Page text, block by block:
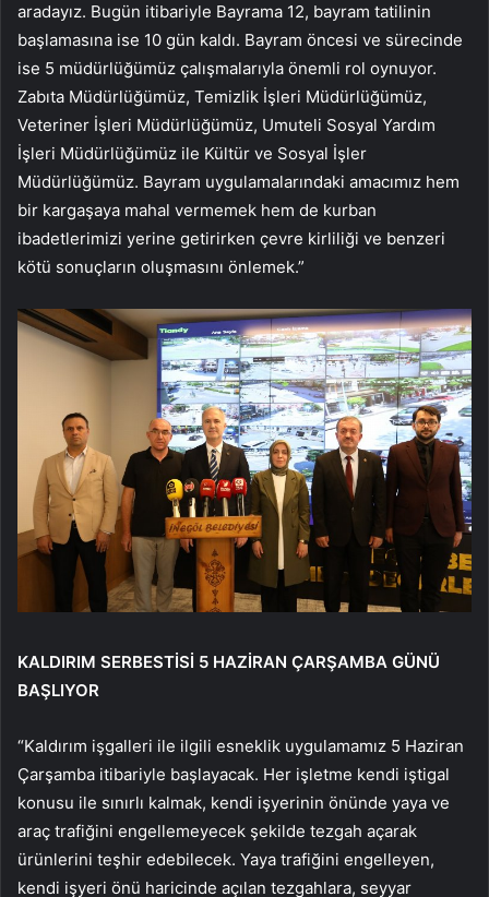
aradayız. Bugün itibariyle Bayrama 12, bayram tatilinin
başlamasına ise 10 gün kaldı. Bayram öncesi ve sürecinde
ise 5 müdürlüğümüz çalışmalarıyla önemli rol oynuyor.
Zabıta Müdürlüğümüz, Temizlik İşleri Müdürlüğümüz,
Veteriner İşleri Müdürlüğümüz, Umuteli Sosyal Yardım
İşleri Müdürlüğümüz ile Kültür ve Sosyal İşler
Müdürlüğümüz. Bayram uygulamalarındaki amacımız hem
bir kargaşaya mahal vermemek hem de kurban
ibadetlerimizi yerine getirirken çevre kirliliği ve benzeri
kötü sonuçların oluşmasını önlemek.”
KALDIRIM SERBESTİSİ 5 HAZİRAN ÇARŞAMBA GÜNÜ
BAŞLIYOR
“Kaldırım işgalleri ile ilgili esneklik uygulamamız 5 Haziran
Çarşamba itibariyle başlayacak. Her işletme kendi iştigal
konusu ile sınırlı kalmak, kendi işyerinin önünde yaya ve
araç trafiğini engellemeyecek şekilde tezgah açarak
ürünlerini teşhir edebilecek. Yaya trafiğini engelleyen,
kendi işyeri önü haricinde açılan tezgahlara, seyyar